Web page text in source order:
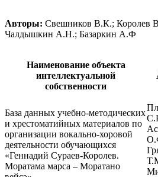
Авторы: Свешников В.К.; Королев
Чалдышкин А.Н.; Базаркин А.Ф
Наименование объекта
интеллектуальной
собственности
База данных учебно-методических
и хрестоматийных материалов по
организации вокально-хоровой
деятельности обучающихся
«Геннадий Сураев-Королев.
Моратама марса – Моратано